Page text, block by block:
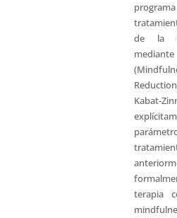
de la
Kabat-
terapia